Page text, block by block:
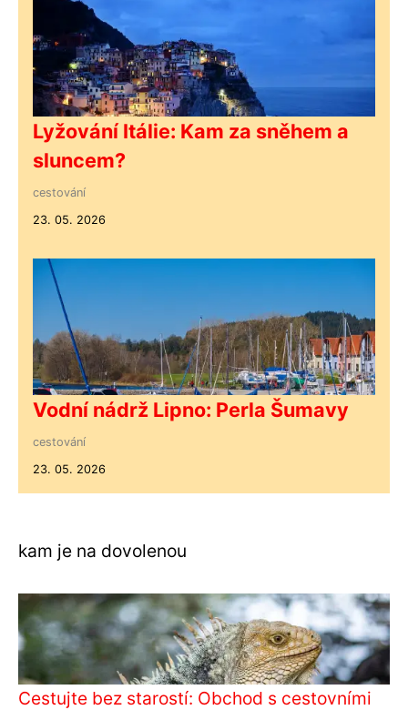
Lyžování Itálie: Kam za sněhem a
sluncem?
cestování
23. 05. 2026
Vodní nádrž Lipno: Perla Šumavy
cestování
23. 05. 2026
kam je na dovolenou
Cestujte bez starostí: Obchod s cestovními